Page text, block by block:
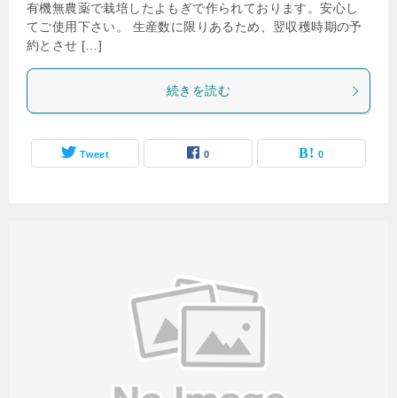
有機無農薬で栽培したよもぎで作られております。安心し
てご使用下さい。 生産数に限りあるため、翌収穫時期の予
約とさせ […]
続きを読む
Tweet 0 0